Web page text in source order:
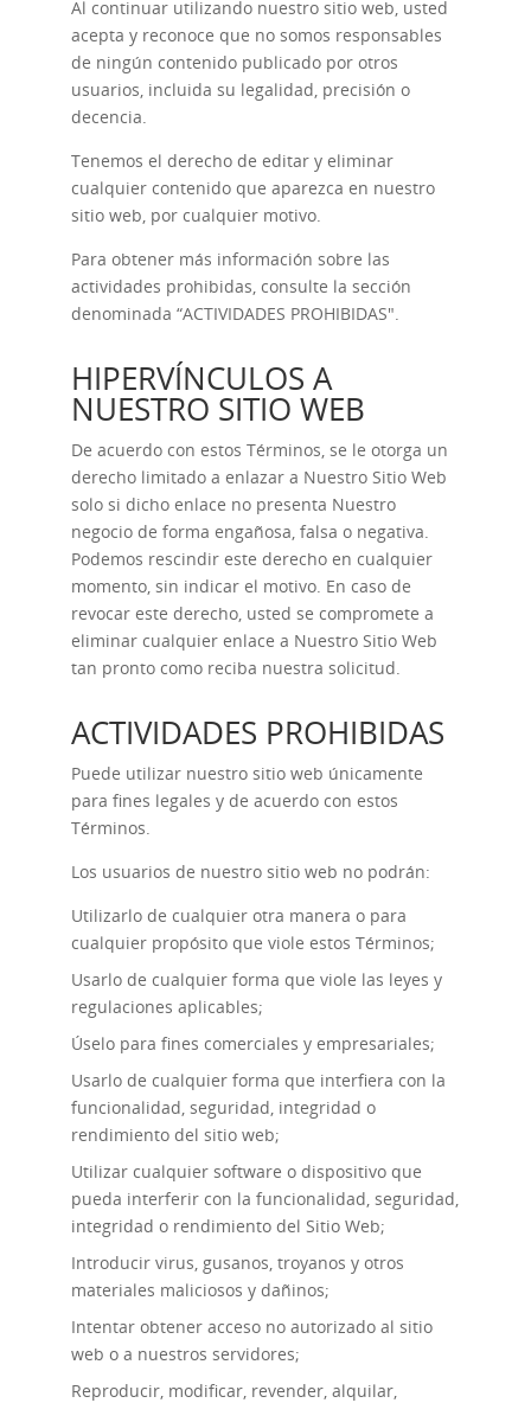
Al continuar utilizando nuestro sitio web, usted
acepta y reconoce que no somos responsables
de ningún contenido publicado por otros
usuarios, incluida su legalidad, precisión o
decencia.
Tenemos el derecho de editar y eliminar
cualquier contenido que aparezca en nuestro
sitio web, por cualquier motivo.
Para obtener más información sobre las
actividades prohibidas, consulte la sección
denominada “ACTIVIDADES PROHIBIDAS".
HIPERVÍNCULOS A
NUESTRO SITIO WEB
De acuerdo con estos Términos, se le otorga un
derecho limitado a enlazar a Nuestro Sitio Web
solo si dicho enlace no presenta Nuestro
negocio de forma engañosa, falsa o negativa.
Podemos rescindir este derecho en cualquier
momento, sin indicar el motivo. En caso de
revocar este derecho, usted se compromete a
eliminar cualquier enlace a Nuestro Sitio Web
tan pronto como reciba nuestra solicitud.
ACTIVIDADES PROHIBIDAS
Puede utilizar nuestro sitio web únicamente
para fines legales y de acuerdo con estos
Términos.
Los usuarios de nuestro sitio web no podrán:
Utilizarlo de cualquier otra manera o para
cualquier propósito que viole estos Términos;
Usarlo de cualquier forma que viole las leyes y
regulaciones aplicables;
Úselo para fines comerciales y empresariales;
Usarlo de cualquier forma que interfiera con la
funcionalidad, seguridad, integridad o
rendimiento del sitio web;
Utilizar cualquier software o dispositivo que
pueda interferir con la funcionalidad, seguridad,
integridad o rendimiento del Sitio Web;
Introducir virus, gusanos, troyanos y otros
materiales maliciosos y dañinos;
Intentar obtener acceso no autorizado al sitio
web o a nuestros servidores;
Reproducir, modificar, revender, alquilar,